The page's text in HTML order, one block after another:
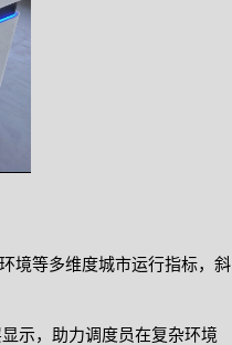
境等多维度城市运行指标，斜
示，助力调度员在复杂环境